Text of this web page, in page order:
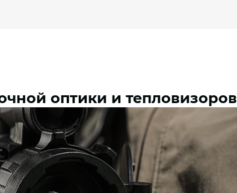
оптики и тепловизоров